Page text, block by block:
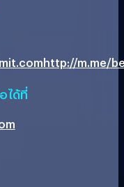
http://m.me/
ได้ที่